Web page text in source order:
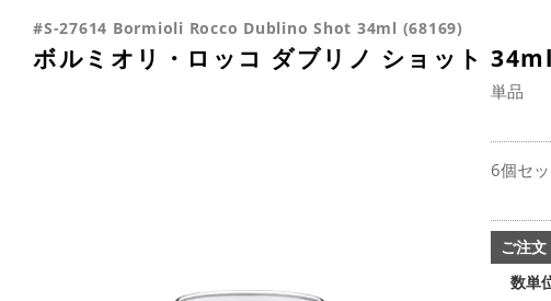
#S-27614 Bormioli Rocco Dublino Shot 34ml (68169)
ボルミオリ・ロッコ ダブリノ ショット
単品
6個セッ
ご注文
数単